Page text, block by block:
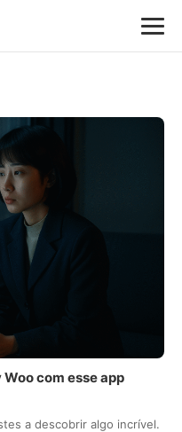
com esse app
a descobrir algo incrível.